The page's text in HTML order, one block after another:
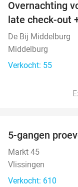
Overnachting
late check-out
De Bij Middelburg
Middelburg
Verkocht: 55
5-gangen
Markt 45
Vlissingen
Verkocht: 610